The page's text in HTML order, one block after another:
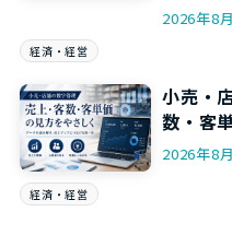
2026年8
経済・経営
小売・
数・客
2026年8
経済・経営